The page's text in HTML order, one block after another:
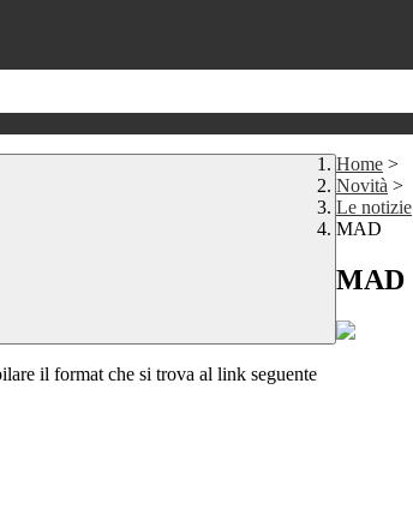
Home >
Novità >
Le notizie
MAD
MAD
il format che si trova al link seguente